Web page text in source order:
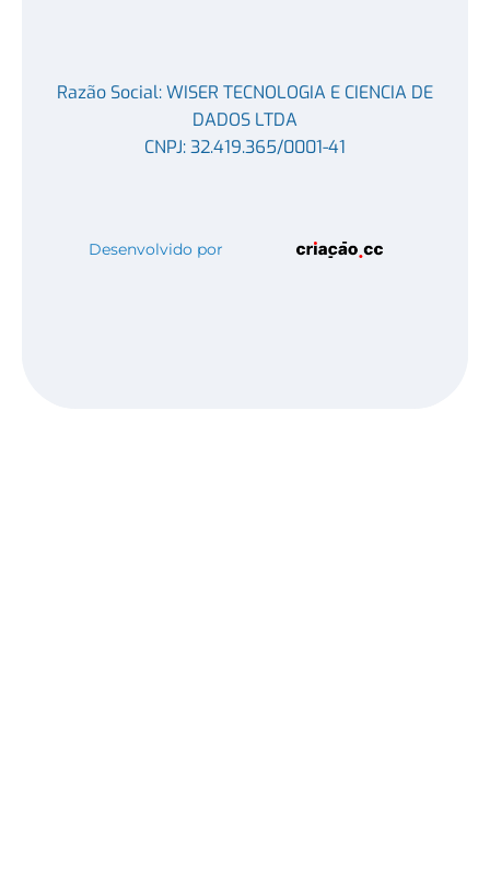
Razão Social: WISER TECNOLOGIA E CIENCIA DE
DADOS LTDA
CNPJ: 32.419.365/0001-41
Desenvolvido por